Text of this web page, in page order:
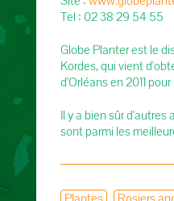
Tel : 02 38 29 54 55
Globe Planter est le
Kordes, qui vient
d'Orléans en 2011
Il y a bien sûr d'autres
sont parmi les